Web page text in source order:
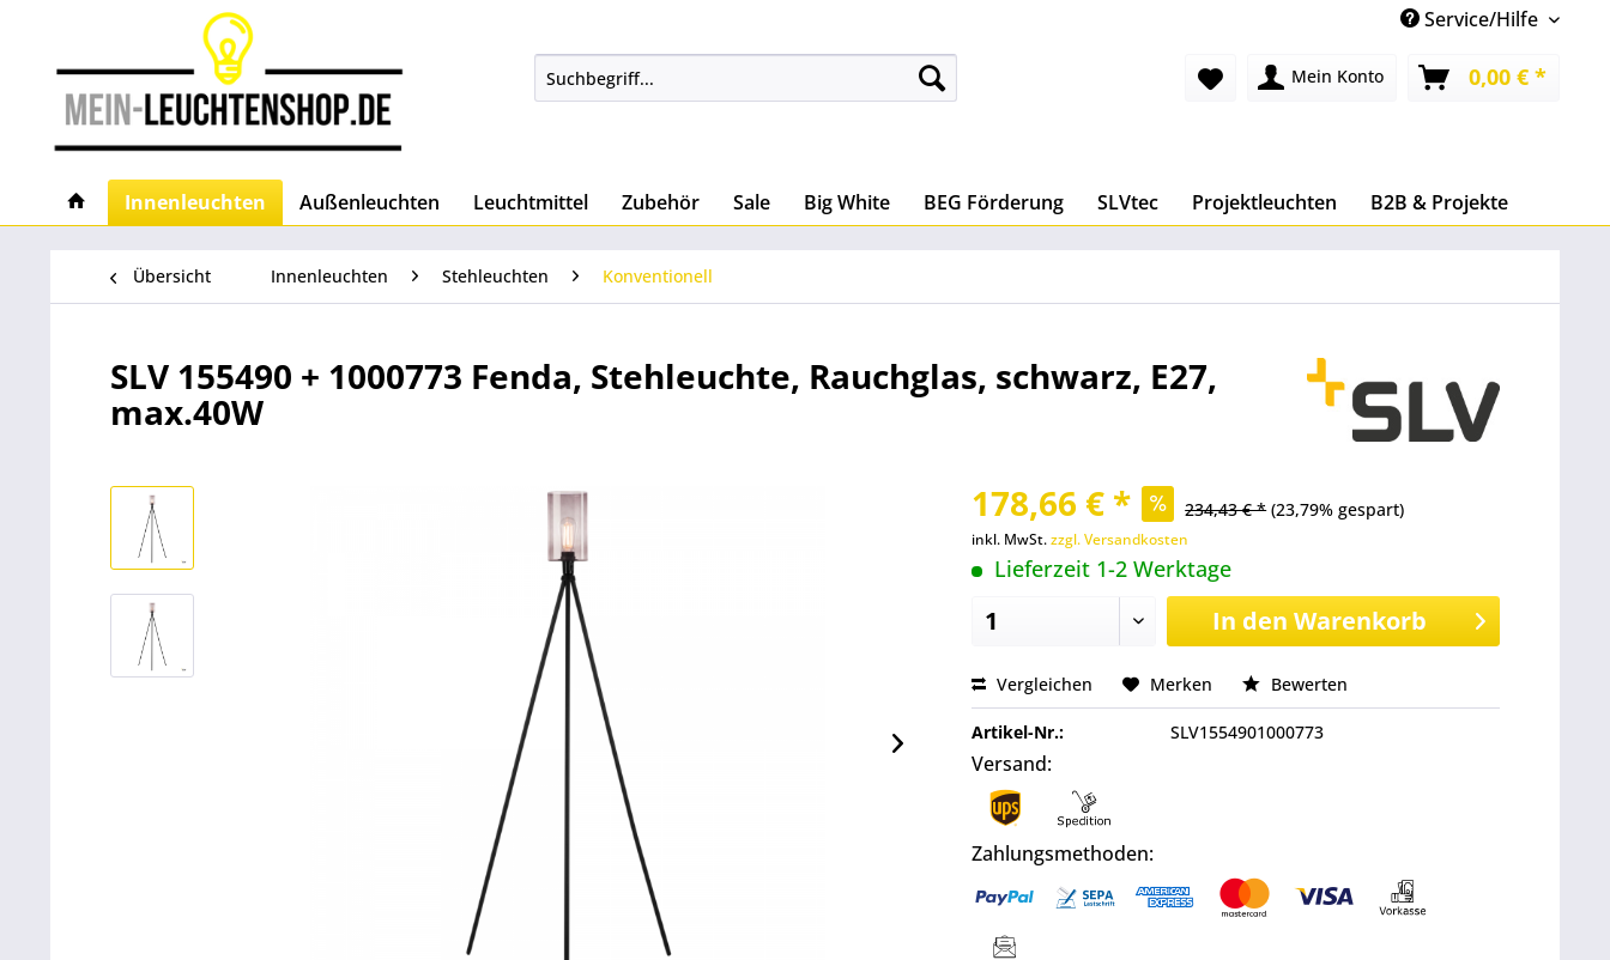
Service/Hilfe
Mein Konto 0,00 € *
Innenleuchten Außenleuchten Leuchtmittel Zubehör Sale Big White BEG Förderung SLVtec Projektleuchten B2B & Projekte
Übersicht Innenleuchten Stehleuchten Konventionell
SLV 155490 + 1000773 Fenda, Stehleuchte, Rauchglas, schwarz, E27,
max.40W
178,66 € *
234,43 € * (23,79% gespart)
inkl. MwSt.zzgl. Versandkosten
Lieferzeit 1-2 Werktage
In den Warenkorb
Vergleichen Merken Bewerten
Artikel-Nr.: SLV1554901000773
Versand:
Zahlungsmethoden: